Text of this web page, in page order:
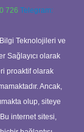
726 Telegram:
Teknolojileri ve
Sağlayıcı olarak
proaktif olarak
Ancak,
olup, siteye
internet sitesi,